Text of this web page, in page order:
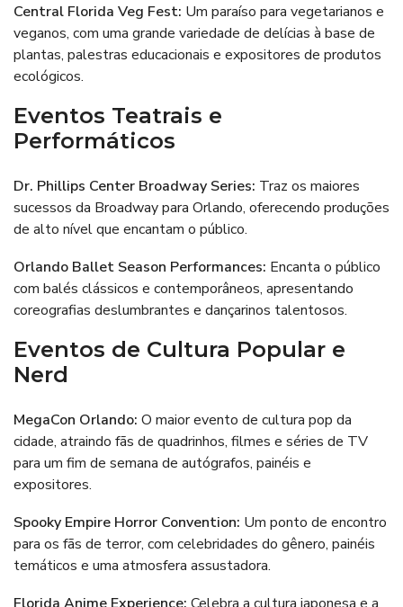
Central Florida Veg Fest: Um paraíso para vegetarianos e
veganos, com uma grande variedade de delícias à base de
plantas, palestras educacionais e expositores de produtos
ecológicos.
Eventos Teatrais e
Performáticos
Dr. Phillips Center Broadway Series: Traz os maiores
sucessos da Broadway para Orlando, oferecendo produções
de alto nível que encantam o público.
Orlando Ballet Season Performances: Encanta o público
com balés clássicos e contemporâneos, apresentando
coreografias deslumbrantes e dançarinos talentosos.
Eventos de Cultura Popular e
Nerd
MegaCon Orlando: O maior evento de cultura pop da
cidade, atraindo fãs de quadrinhos, filmes e séries de TV
para um fim de semana de autógrafos, painéis e
expositores.
Spooky Empire Horror Convention: Um ponto de encontro
para os fãs de terror, com celebridades do gênero, painéis
temáticos e uma atmosfera assustadora.